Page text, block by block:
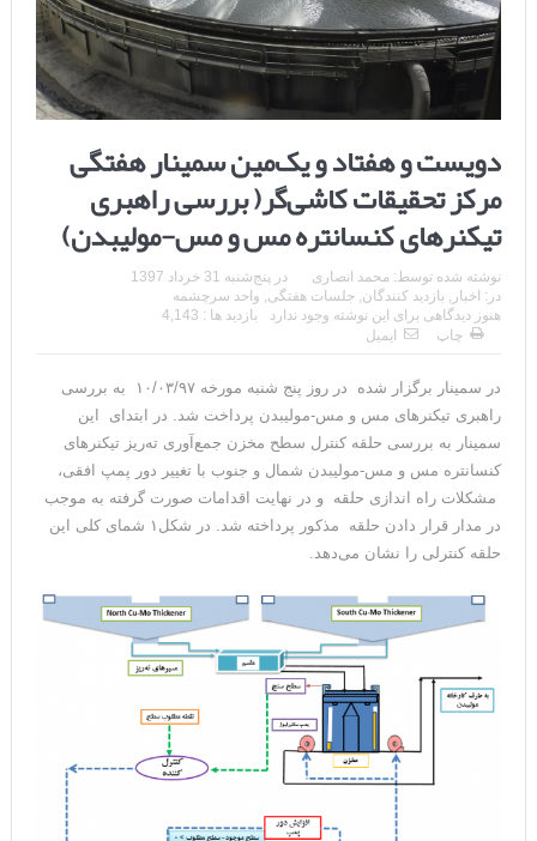
دویست و هفتاد و یک‌مین سمینار هفتگی
مرکز تحقیقات کاشی‌گر( بررسی راهبری
تیکنرهای کنسانتره مس و مس-مولیبدن)
نوشته شده توسط: محمد انصاری در پنج‌شنبه 31 خرداد 1397
در: اخبار بازدید کنندگان جلسات هفتگی واحد سرچشمه
هنوز دیدگاهی برای این نوشته وجود ندارد
بازدید ها : 4,143
چاپ
ایمیل
در سمینار برگزار شده در روز پنج شنبه مورخه ۱۰/۰۳/۹۷ به بررسی
راهبری تیکنر‌های مس و مس-مولیبدن پرداخت شد. در ابتدای این
سمینار به بررسی حلقه کنترل سطح مخزن جمع‌آوری ته‌ریز تیکنرهای
کنسانتره مس و مس-مولیبدن شمال و جنوب با تغییر دور پمپ افقی،
مشکلات راه اندازی حلقه و در نهایت اقدامات صورت گرفته به موجب
در مدار قرار دادن حلقه مذکور پرداخته شد. در شکل۱ شمای کلی این
حلقه کنترلی را نشان می‌دهد.